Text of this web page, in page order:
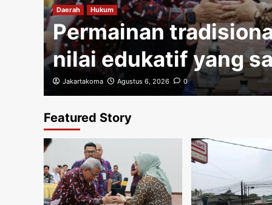
Daerah Hukum
Permainan
nilai edukatif yang
Jakartakoma Agustus 6, 2026 0
Featured Story